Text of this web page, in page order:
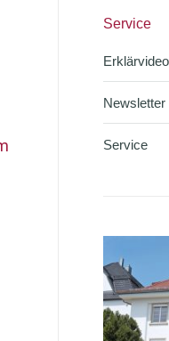
Service
Newsletter
Service